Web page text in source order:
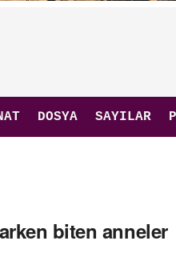
DOSYA SAYILAR
biten anneler